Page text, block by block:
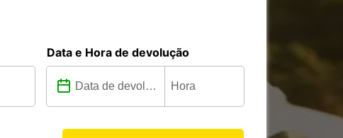
Data e Hora de devolução